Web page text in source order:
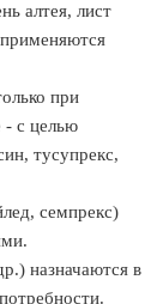
алтея, лист
при
- с целью
тусупрекс,
семпрекс)
назначаются в